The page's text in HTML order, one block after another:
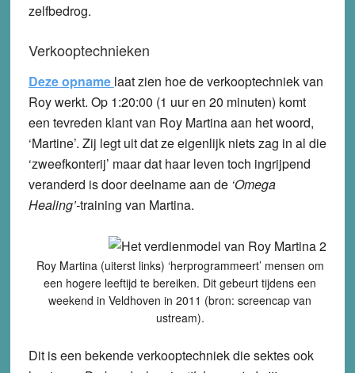
zelfbedrog.
Verkooptechnieken
Deze opname laat zien hoe de verkooptechniek van
Roy werkt. Op 1:20:00 (1 uur en 20 minuten) komt
een tevreden klant van Roy Martina aan het woord,
‘Martine’. Zij legt uit dat ze eigenlijk niets zag in al die
‘zweefkonterij’ maar dat haar leven toch ingrijpend
veranderd is door deelname aan de ‘Omega
Healing’-training van Martina.
Roy Martina (uiterst links) ‘herprogrammeert’ mensen om
een hogere leeftijd te bereiken. Dit gebeurt tijdens een
weekend in Veldhoven in 2011 (bron: screencap van
ustream).
Dit is een bekende verkooptechniek die sektes ook